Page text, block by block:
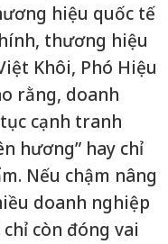
hiệu quốc tế
thương hiệu
Khôi, Phó Hiệu
rằng, doanh
cạnh tranh
hương” hay chỉ
Nếu chậm nâng
doanh nghiệp
còn đóng vai